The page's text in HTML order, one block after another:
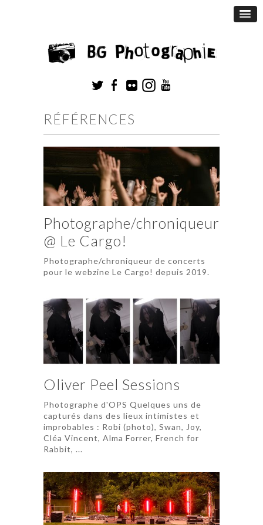
RÉFÉRENCES
Photographe/chroniqueur
@ Le Cargo!
Photographe/chroniqueur de concerts
pour le webzine Le Cargo! depuis 2019.
Oliver Peel Sessions
Photographe d'OPS Quelques uns de
capturés dans des lieux intimistes et
improbables : Robi (photo), Swan, Joy,
Cléa Vincent, Alma Forrer, French for
Rabbit, ...